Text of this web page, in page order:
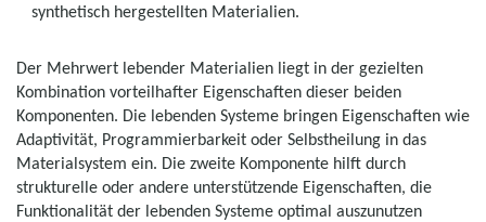
synthetisch hergestellten Materialien.
Der Mehrwert lebender Materialien liegt in der gezielten
Kombination vorteilhafter Eigenschaften dieser beiden
Komponenten. Die lebenden Systeme bringen Eigenschaften wie
Adaptivität, Programmierbarkeit oder Selbstheilung in das
Materialsystem ein. Die zweite Komponente hilft durch
strukturelle oder andere unterstützende Eigenschaften, die
Funktionalität der lebenden Systeme optimal auszunutzen